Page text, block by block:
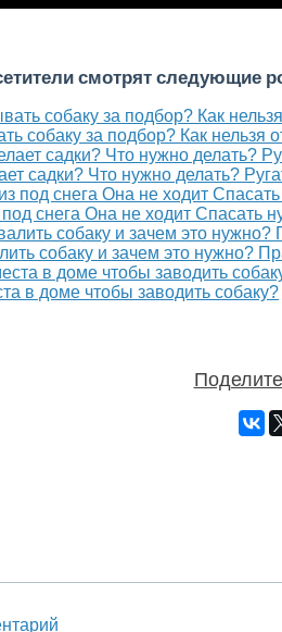
смотрят следующие
собаку за подбор? Как нельзя
садки? Что нужно делать?
снега Она не ходит Спасать
собаку и зачем это нужно?
в доме чтобы заводить собаку?